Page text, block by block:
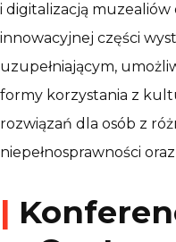
i digitalizacją
innowacyjnej części
uzupełniającym,
formy korzystania z
rozwiązań dla osób z
niepełnosprawności
|